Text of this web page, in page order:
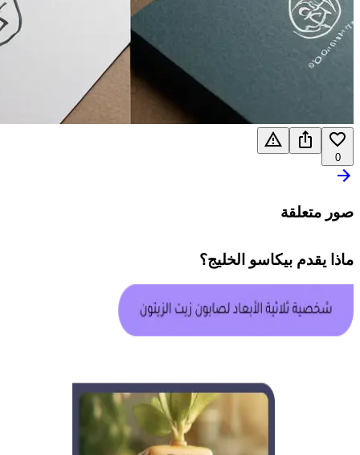
0
صور متعلقة
ماذا يقدم بيكاسو الخليج؟